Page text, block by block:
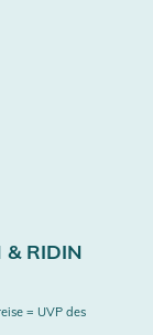
& RIDIN
= UVP des